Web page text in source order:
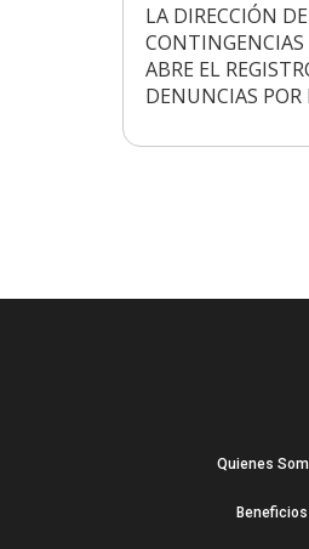
LA DIRECCIÓN DE
ABRE EL
DENUNCIAS POR
Quienes
Beneficios